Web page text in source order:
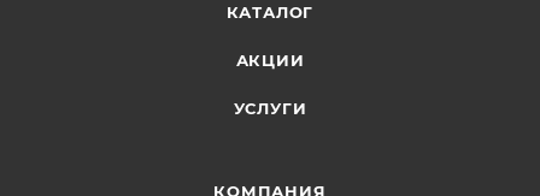
КАТАЛОГ
АКЦИИ
УСЛУГИ
КОМПАНИЯ